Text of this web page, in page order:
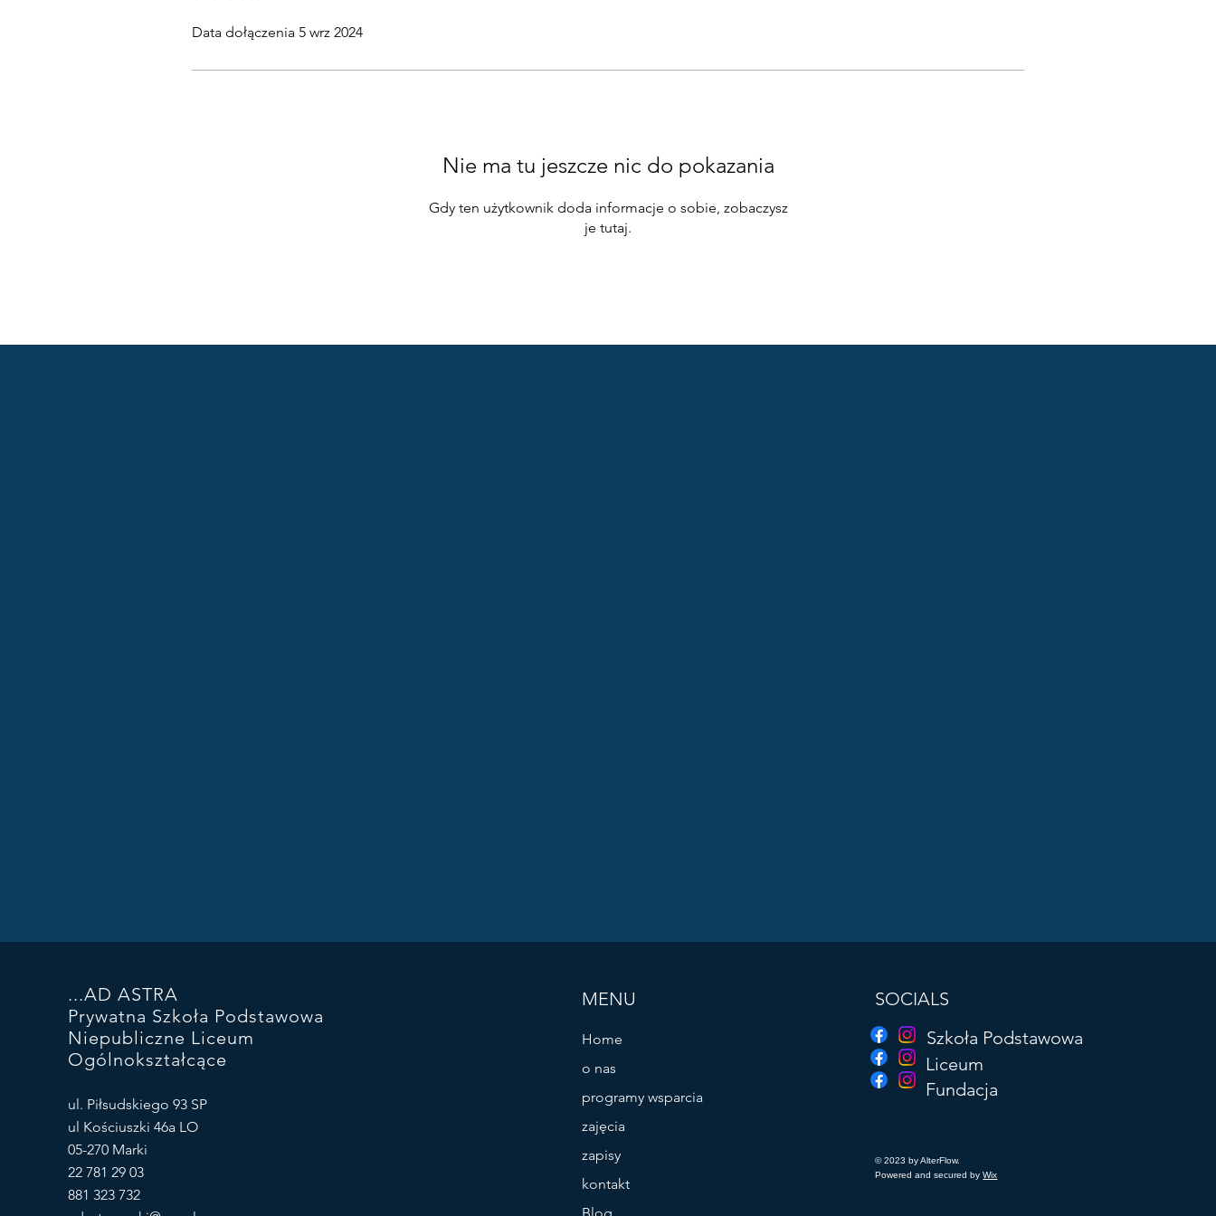
Data dołączenia 5 wrz 2024
Nie ma tu jeszcze nic do pokazania
Gdy ten użytkownik doda informacje o sobie, zobaczysz
je tutaj.
...AD ASTRA
Prywatna Szkoła Podstawowa
Niepubliczne Liceum
Ogólnokształcące
ul. Piłsudskiego 93 SP
ul Kościuszki 46a LO
05-270 Marki
22 781 29 03
881 323 732
MENU
Home
o nas
programy wsparcia
zajęcia
zapisy
kontakt
SOCIALS
Szkoła Podstawowa
Liceum
Fundacja
© 2023 by AlterFlow.
Powered and secured byWix